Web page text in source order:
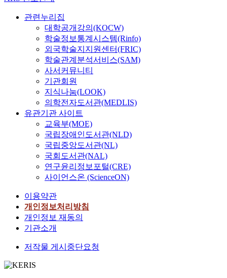
관련누리집
대학공개강의(KOCW)
학술정보통계시스템(Rinfo)
외국학술지지원센터(FRIC)
학술관계분석서비스(SAM)
사서커뮤니티
기관회원
지식나눔(LOOK)
의학전자도서관(MEDLIS)
유관기관 사이트
교육부(MOE)
국립장애인도서관(NLD)
국립중앙도서관(NL)
국회도서관(NAL)
연구윤리정보포털(CRE)
사이언스온 (ScienceON)
이용약관
개인정보처리방침
개인정보 재동의
기관소개
저작물 게시중단요청